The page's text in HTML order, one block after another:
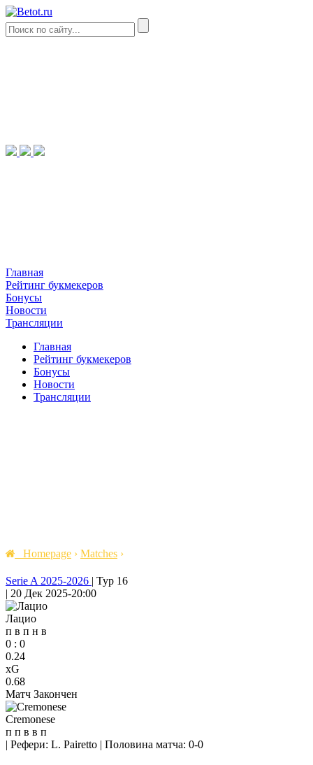
Главная
Рейтинг букмекеров
Бонусы
Новости
Трансляции
Главная
Рейтинг букмекеров
Бонусы
Новости
Трансляции
Homepage › Matches ›
Serie A 2025-2026 | Тур 16
| 20 Дек 2025-20:00
Лацио
п в п н в
0 : 0
0.24
xG
0.68
Матч Закончен
Cremonese
п п в в п
| Рефери: L. Pairetto | Половина матча: 0-0